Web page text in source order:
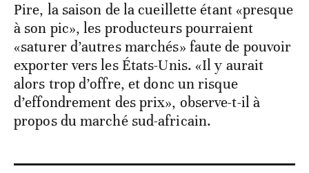
Pire, la saison de la cueillette étant «presque
à son pic», les producteurs pourraient
«saturer d’autres marchés» faute de pouvoir
exporter vers les États-Unis. «Il y aurait
alors trop d’offre, et donc un risque
d’effondrement des prix», observe-t-il à
propos du marché sud-africain.